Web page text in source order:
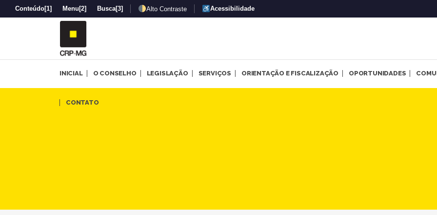
Conteúdo[1] Menu [2] Busca[3] Alto Contraste Acessibilidade
INICIAL O CONSELHO LEGISLAÇÃO SERVIÇOS ORIENTAÇÃO E FISCALIZAÇÃO OPORTUNIDADES
CONTATO
Psicologia em Foco abordará “novas” políticas de saúde